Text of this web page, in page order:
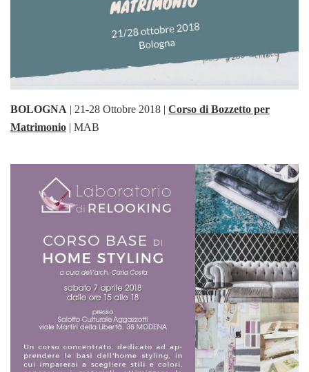
BOLOGNA | 21-28 Ottobre 2018 | Corso di Bozzetto per
Matrimonio | MAB